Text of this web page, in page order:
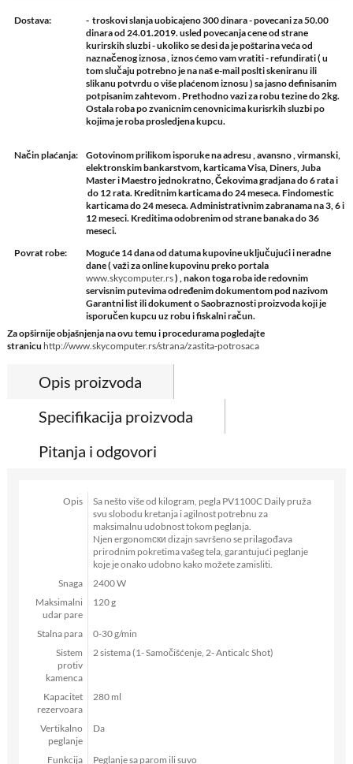
Dostava:
- troskovi slanja uobicajeno 300 dinara - povecani za 50.00
dinara od 24.01.2019. usled povecanja cene od strane
kurirskih sluzbi - ukoliko se desi da je poštarina veća od
naznačenog iznosa , iznos ćemo vam vratiti - refundirati ( u
tom slučaju potrebno je na naš e-mail poslti skeniranu ili
slikanu potvrdu o više plaćenom iznosu ) sa jasno definisanim
potpisanim zahtevom . Prethodno vazi za robu tezine do 2kg.
Ostala roba po zvanicnim cenovnicima kurisrkih sluzbi po
kojima je roba prosledjena kupcu.
Način plaćanja:
Gotovinom prilikom isporuke na adresu , avansno , virmanski,
elektronskim bankarstvom, karticama Visa, Diners, Juba
Master i Maestro jednokratno, Čekovima gradjana do 6 rata i
do 12 rata. Kreditnim karticama do 24 meseca. Findomestic
karticama do 24 meseca. Administrativnim zabranama na 3, 6 i
12 meseci. Kreditima odobrenim od strane banaka do 36
meseci.
Povrat robe:
Moguće 14 dana od datuma kupovine uključujući i neradne
dane ( važi za online kupovinu preko portala
www.skycomputer.rs) , nakon toga roba ide redovnim
servisnim putevima određenim dokumentom pod nazivom
Garantni list ili dokument o Saobraznosti proizvoda koji je
isporučen kupcu uz robu i fiskalni račun.
Za opširnije objašnjenja na ovu temu i procedurama pogledajte
stranicu http://www.skycomputer.rs/strana/zastita-potrosaca
Opis proizvoda
Specifikacija proizvoda
Pitanja i odgovori
Opis
Sa nešto više od kilogram, pegla PV1100C Daily pruža
svu slobodu kretanja i agilnost potrebnu za
maksimalnu udobnost tokom peglanja.
Njen ergonomски dizajn savršeno se prilagođava
prirodnim pokretima vašeg tela, garantujući peglanje
koje je onako udobno kako možete zamisliti.
Snaga
2400 W
Maksimalni
udar pare
120 g
Stalna para
0-30 g/min
Sistem
protiv
kamenca
2 sistema (1- Samočišćenje, 2- Anticalc Shot)
Kapacitet
rezervoara
280 ml
Vertikalno
peglanje
Da
Funkcija Peglanje sa parom ili suvo